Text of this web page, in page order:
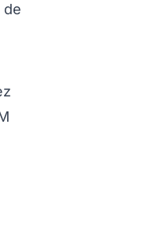
de